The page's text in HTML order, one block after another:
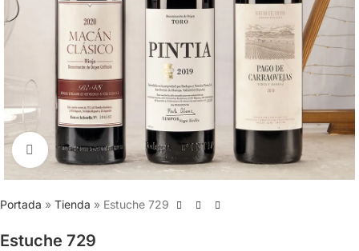
Clic para ampliar
Portada » Tienda » Estuche 729
Estuche 729